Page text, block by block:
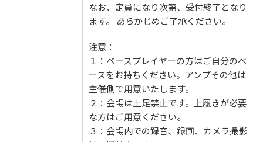
なお、定員になり次第、受付終了となり
ます。 あらかじめご了承ください。
注意：
１：ベースプレイヤーの方はご自分のベ
ースをお持ちください。アンプその他は
主催側で用意いたします。
２：会場は土足禁止です。上履きが必要
な方はご用意ください。
３：会場内での録音、録画、カメラ撮影